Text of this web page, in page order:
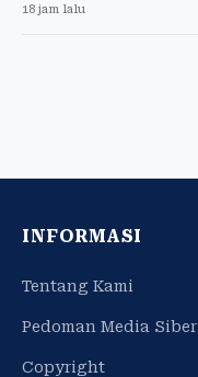
18 jam lalu
INFORMASI
Tentang Kami
Pedoman Media Siber
Copyright